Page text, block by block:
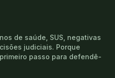
de saúde, SUS, negativas
judiciais. Porque
passo para defendê-